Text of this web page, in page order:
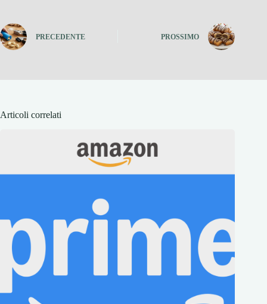
PRECEDENTE PROSSIMO
Articoli correlati